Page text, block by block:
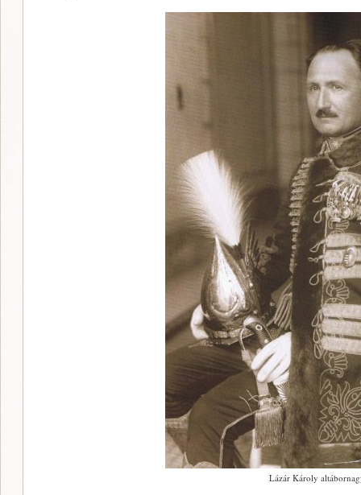
Lázár Károly